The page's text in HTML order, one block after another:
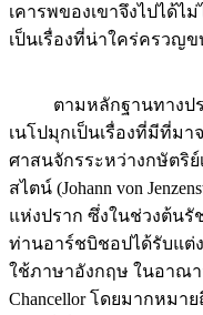
เคารพของเขาจึงไปได้ไ
เป็นเรื่องที่น่าใคร่ครวญ
ตามหลักฐานทางประ
เนโปมุกเป็นเรื่องที่มีที่มา
ศาสนจักรระหว่างกษัตริย์
สไตน์ (Johann von
แห่งปราก ซึ่งในช่วงต้น
ท่านอาร์ชบิชอปได้รับแต่
ใช้ภาษาอังกฤษ ในอาณ
Chancellor โดยมากหมา